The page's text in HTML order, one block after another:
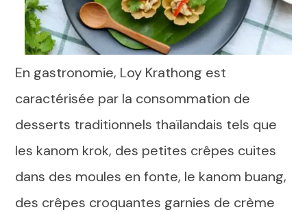
En gastronomie, Loy Krathong est
caractérisée par la consommation de
desserts traditionnels thaïlandais tels que
les kanom krok, des petites crêpes cuites
dans des moules en fonte, le kanom buang,
des crêpes croquantes garnies de crème